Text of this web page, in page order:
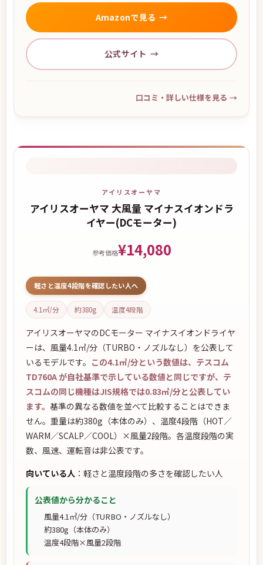
Amazonで見る
公式サイト
口コミ・詳しい仕様を見る →
アイリスオーヤマ
アイリスオーヤマ 大風量 マイナスイオンドラ
イヤー(DCモーター)
参考価格¥14,080
軽さと温度4段階を確認したい人へ
4.1㎥/分 約380g 温度4段階
アイリスオーヤマのDCモーター マイナスイオンドライヤ
ーは、風量4.1㎥/分（TURBO・ノズルなし）を公表して
いるモデルです。 この4.1㎥/分という数値は、テスコム
TD760A が自社基準で示している数値と同じですが、テ
スコムの同じ機種はJIS規格では0.83㎥/分と公表してい
ます。 基準の異なる数値を並べて比較することはできま
せん。重量は約380g（本体のみ）、温度4段階（HOT／
WARM／SCALP／COOL）×風量2段階。各温度段階の実
数、風速、運転音は非公表です。
向いている人 ：軽さと温度段階の多さを確認したい人
公表値から分かること
風量4.1㎥/分（TURBO・ノズルなし）
約380g（本体のみ）
温度4段階×風量2段階